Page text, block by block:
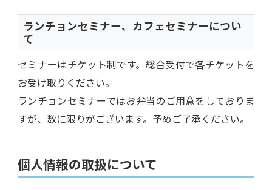
ランチョンセミナー、カフェセミナーについ
て
セミナーはチケット制です。総合受付で各チケットを
お受け取りください。
ランチョンセミナーではお弁当のご用意をしておりま
すが、数に限りがございます。予めご了承ください。
個人情報の取扱について